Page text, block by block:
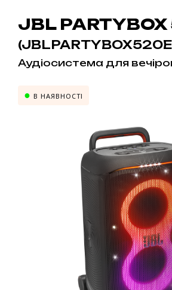
JBL
Аудіосистема для
В НАЯВНОСТІ